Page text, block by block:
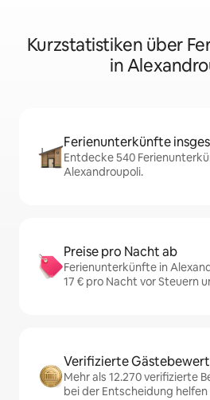
Kurzstatistiken über
in
Ferienunterkünfte
Entdecke 540
Alexandroupoli.
Preise pro Nacht ab
Ferienunterkünfte in
17 € pro Nacht vor Steuern
Verifizierte
Mehr als 12.270 verifizierte
bei der Entscheidung helfen